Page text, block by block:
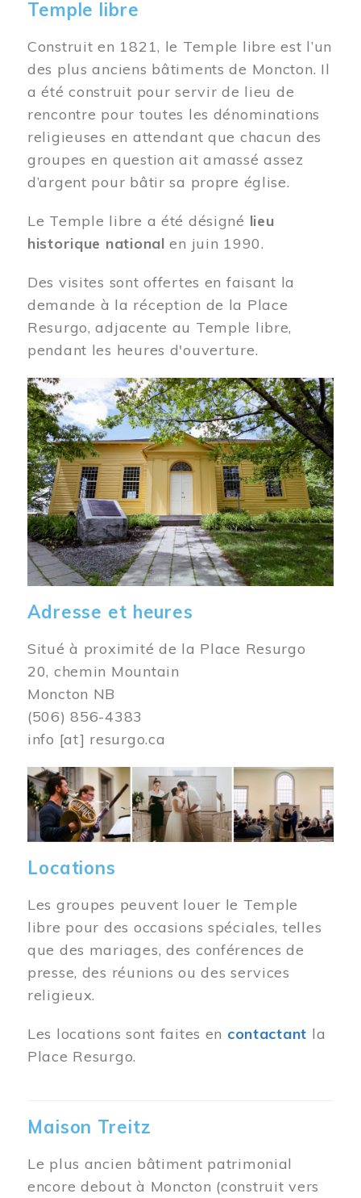
Temple libre
Construit en 1821, le Temple libre est l’un
des plus anciens bâtiments de Moncton. Il
a été construit pour servir de lieu de
rencontre pour toutes les dénominations
religieuses en attendant que chacun des
groupes en question ait amassé assez
d’argent pour bâtir sa propre église.
Le Temple libre a été désigné lieu
historique national en juin 1990.
Des visites sont offertes en faisant la
demande à la réception de la Place
Resurgo, adjacente au Temple libre,
pendant les heures d'ouverture.
Image
Adresse et heures
Situé à proximité de la Place Resurgo
20, chemin Mountain
Moncton NB
(506) 856-4383
info [at] resurgo.ca
Image
Locations
Les groupes peuvent louer le Temple
libre pour des occasions spéciales, telles
que des mariages, des conférences de
presse, des réunions ou des services
religieux.
Les locations sont faites en contactant la
Place Resurgo.
Maison Treitz
Le plus ancien bâtiment patrimonial
encore debout à Moncton (construit vers